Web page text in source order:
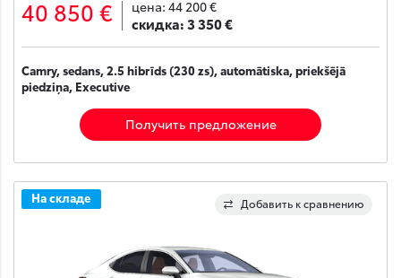
40 850 € цена: 44 200 €
скидка:3 350 €
Camry, sedans, 2.5 hibrīds (230 zs), automātiska, priekšējā
piedziņa, Executive
Получить предложение
Добавить к сравнению
На складе